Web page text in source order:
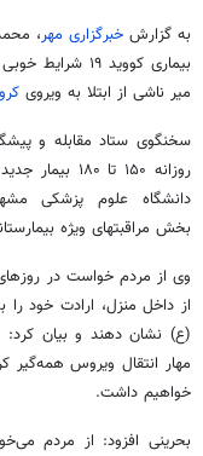
به گزارش خبرگزاری مهر،
بیماری کووید
میر ناشی از ابتلا به ویروی
سخنگوی ستاد مقابله و
روزانه ۱۵۰ تا ۱۸۰ بیمار جدید مبتلا به ویروس
بخش‌ مراقبتهای ویژه
وی از مردم خواست در
از داخل منزل، ارادت خود
(ع) نشان دهند و بیان کرد:
مهار انتقال ویروس همه‌گیر
خواهیم داشت.
بحرینی افزود: از مردم